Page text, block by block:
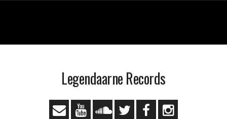
Legendaarne Records